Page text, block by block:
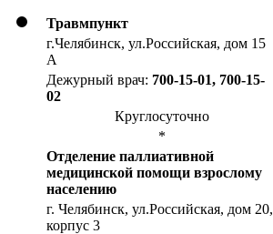
Травмпункт
г.Челябинск, ул.Российская, дом 15
А
Дежурный врач: 700-15-01, 700-15-
02
Круглосуточно
*
Отделение паллиативной
медицинской помощи взрослому
населению
г. Челябинск, ул.Российская, дом 20,
корпус 3